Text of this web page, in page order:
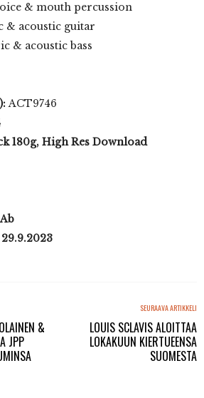
& mouth percussion
& acoustic guitar
& acoustic bass
ACT9746
180g, High Res Download
&
JPP
SEURAAVA ARTIKKELI
LOUIS SCLAVIS ALOITTAA
LOKAKUUN KIERTUEENSA
SUOMESTA